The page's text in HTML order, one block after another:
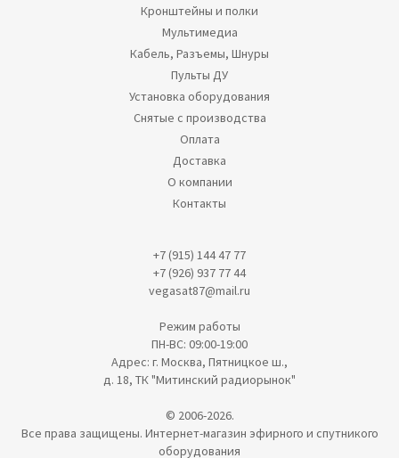
Кронштейны и полки
Мультимедиа
Кабель, Разъемы, Шнуры
Пульты ДУ
Установка оборудования
Снятые с производства
Оплата
Доставка
О компании
Контакты
+7 (915) 144 47 77
+7 (926) 937 77 44
vegasat87@mail.ru
Режим работы
ПН-ВС: 09:00-19:00
Адрес: г. Москва, Пятницкое ш.,
д. 18, ТК "Митинский радиорынок"
© 2006-2026.
Все права защищены. Интернет-магазин эфирного и спутникого
оборудования